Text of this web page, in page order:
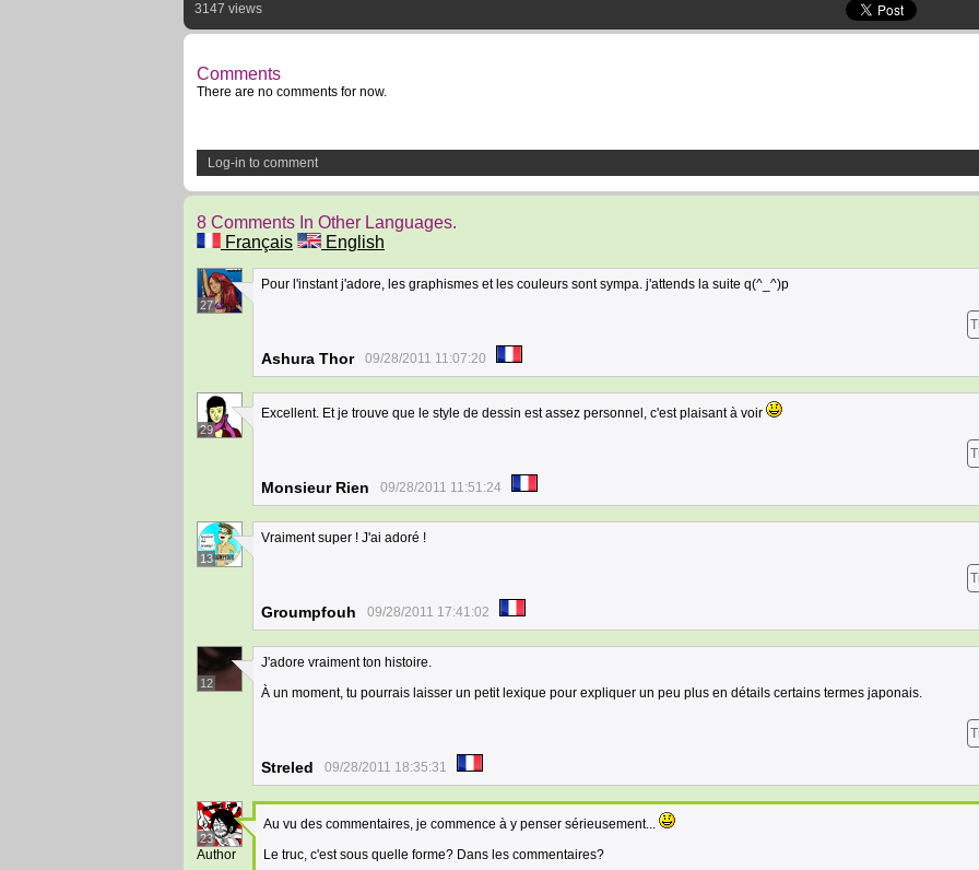
3147 views
Comments
There are no comments for now.
Log-in to comment
8 Comments In Other Languages.
Français
English
27
Pour l'instant j'adore, les graphismes et les couleurs sont sympa. j'attends la suite q(^_^)p
Ashura Thor 09/28/2011 11:07:20
29
Excellent. Et je trouve que le style de dessin est assez personnel, c'est plaisant à voir
Monsieur Rien 09/28/2011 11:51:24
13
Vraiment super ! J'ai adoré !
Groumpfouh 09/28/2011 17:41:02
12
J'adore vraiment ton histoire.
À un moment, tu pourrais laisser un petit lexique pour expliquer un peu plus en détails certains termes japonais.
Streled 09/28/2011 18:35:31
23
Author
Au vu des commentaires, je commence à y penser sérieusement...
Le truc, c'est sous quelle forme? Dans les commentaires?